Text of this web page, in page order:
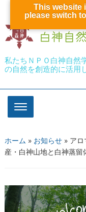
私たちＮＰＯ白神自然
の自然を創造的に活用
ホーム » お知らせ» ア
産・白神山地と白神蒸留
This website
please switch